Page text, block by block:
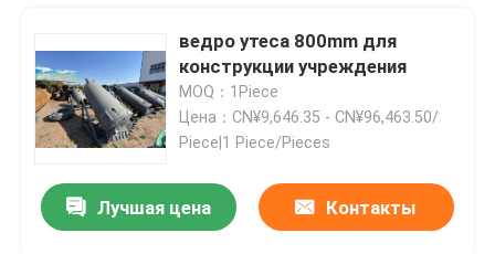
ведро утеса 800mm для
конструкции учреждения
MOQ：1Piece
Цена：CN¥9,646.35 - CN¥96,463.50/
Piece|1 Piece/Pieces
Лучшая цена Контакты